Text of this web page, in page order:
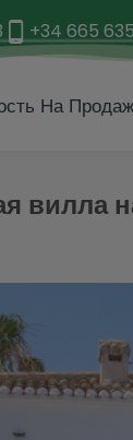
+34 665
На
вилла